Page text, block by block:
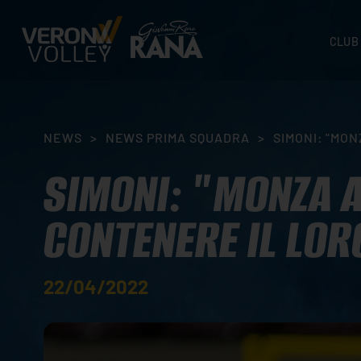
CLUB
NEWS > NEWS PRIMA SQUADRA > SIMONI:
SIMONI: "MONZA
CONTENERE IL
22/04/2022